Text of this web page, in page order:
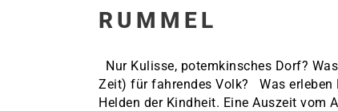
RUMMEL
Nur Kulisse, potemkinsches Dorf?
Zeit) für fahrendes Volk? Was erleben
Helden der Kindheit. Eine Auszeit vom